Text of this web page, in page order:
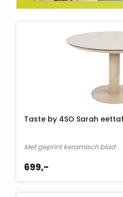
Taste by 4SO Sarah
Met geprint keramisch blad
699,-